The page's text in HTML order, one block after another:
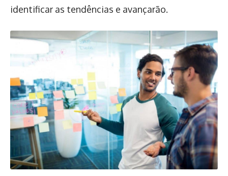
identificar as tendências e avançarão.